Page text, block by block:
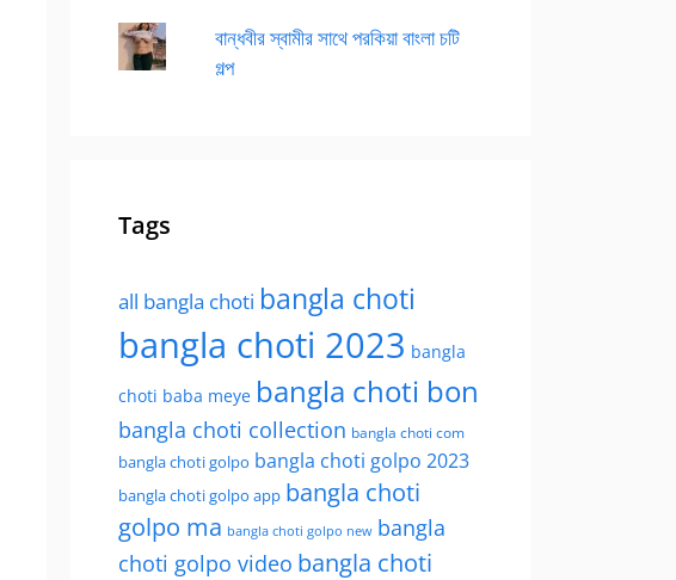
বান্ধবীর স্বামীর সাথে পরকিয়া বাংলা চটি
গল্প
Tags
all bangla choti bangla choti
bangla choti 2023 bangla
choti baba meye bangla choti bon
bangla choti collection bangla choti com
bangla choti golpo bangla choti golpo 2023
bangla choti golpo app bangla choti
golpo ma bangla choti golpo new bangla
choti golpo video bangla choti